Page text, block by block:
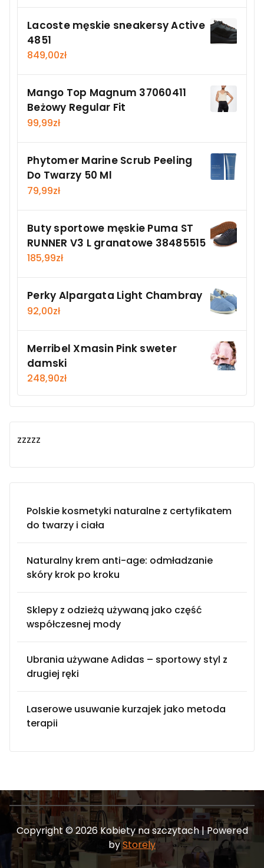
Lacoste męskie sneakersy Active
4851
849,00zł
Mango Top Magnum 37060411
Beżowy Regular Fit
99,99zł
Phytomer Marine Scrub Peeling
Do Twarzy 50 Ml
79,99zł
Buty sportowe męskie Puma ST
RUNNER V3 L granatowe 38485515
185,99zł
Perky Alpargata Light Chambray
92,00zł
Merribel Xmasin Pink sweter
damski
248,90zł
zzzzz
Polskie kosmetyki naturalne z certyfikatem
do twarzy i ciała
Naturalny krem anti-age: odmładzanie
skóry krok po kroku
Sklepy z odzieżą używaną jako część
współczesnej mody
Ubrania używane Adidas – sportowy styl z
drugiej ręki
Laserowe usuwanie kurzajek jako metoda
terapii
Copyright © 2026 Kobiety na szczytach | Powered
byStorely